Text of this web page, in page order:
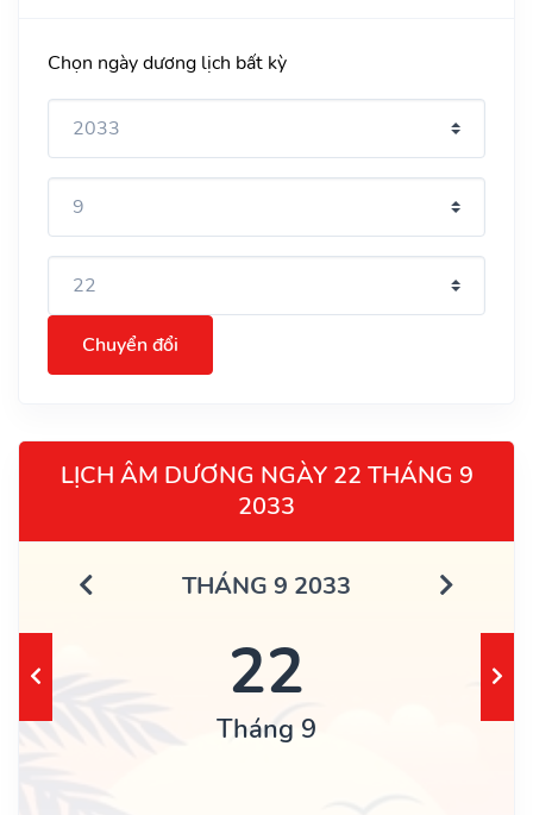
Chọn ngày dương lịch bất kỳ
Chuyển đổi
LỊCH ÂM DƯƠNG NGÀY 22 THÁNG 9
2033
THÁNG 9 2033
22
Tháng 9